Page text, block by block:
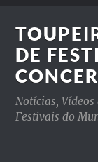
DE
Notícias, Vídeos
Festivais do